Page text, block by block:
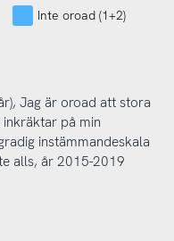
Inte oroad (1+2)
Jag är oroad att stora
på min
instämmandeskala
alls, år 2015-2019